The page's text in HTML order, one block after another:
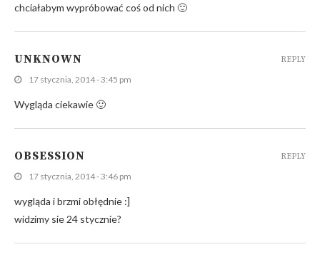
chciałabym wypróbować coś od nich 🙂
UNKNOWN
17 stycznia, 2014 - 3:45 pm
Wygląda ciekawie 🙂
REPLY
OBSESSION
17 stycznia, 2014 - 3:46 pm
wygląda i brzmi obłędnie :]
widzimy sie 24 stycznie?
REPLY